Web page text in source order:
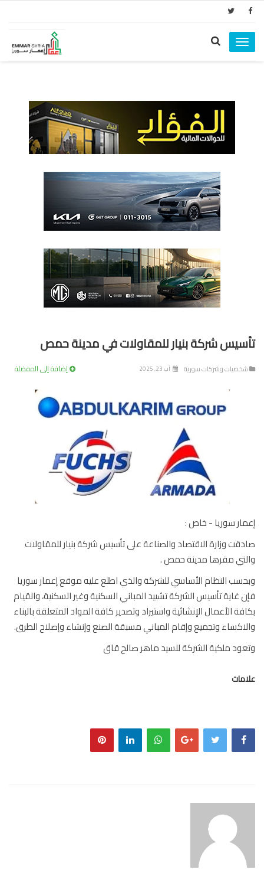
Toggle
navigation
شركة بنيار للمقاولات في مدينة حمص
وشركات سورية آب 23, 2025 إضافة إلى المفضلة
سوريا - خاص :
وزارة الاقتصاد والصناعة على تأسيس شركة بنيار للمقاولات
مقرها مدينة حمص .
النظام الأساسي للشركة والذي اطلع عليه موقع إعمار سوريا
غاية تأسيس الشركة تشييد المباني السكنية وغير السكنية، والقيام
الأعمال الإنشائية واستيراد وتصدير كافة المواد المتعلقة بالبناء
وتجميع وإقام المباني مسبقة الصنع وإنشاء وإصلاح الطرق.
ملكية الشركة للسيد ماهر صالح قاق